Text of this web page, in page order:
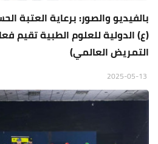
بالفيديو والصور: برعاية العتبة
(ع) الدولية للعلوم الطبية تقيم
التمريض العالمي)